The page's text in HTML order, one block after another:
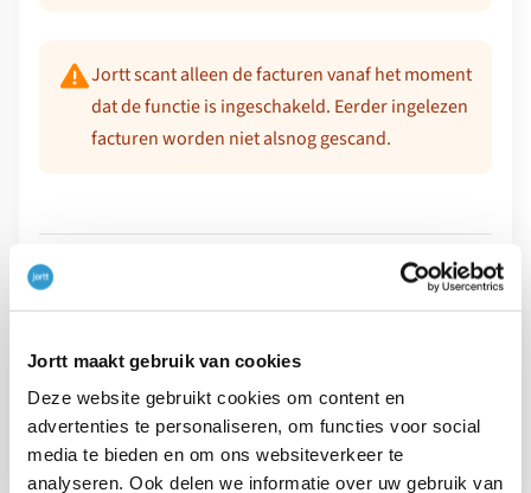
Jortt maakt gebruik van cookies
Deze website gebruikt cookies om content en
advertenties te personaliseren, om functies voor social
media te bieden en om ons websiteverkeer te
analyseren. Ook delen we informatie over uw gebruik van
Jortt scant alleen de facturen vanaf het moment
dat de functie is ingeschakeld. Eerder ingelezen
facturen worden niet alsnog gescand.
VORIG ARTIKEL
Labels→